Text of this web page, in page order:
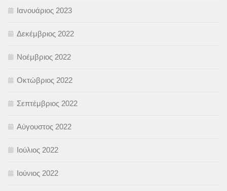
Ιανουάριος 2023
Δεκέμβριος 2022
Νοέμβριος 2022
Οκτώβριος 2022
Σεπτέμβριος 2022
Αύγουστος 2022
Ιούλιος 2022
Ιούνιος 2022